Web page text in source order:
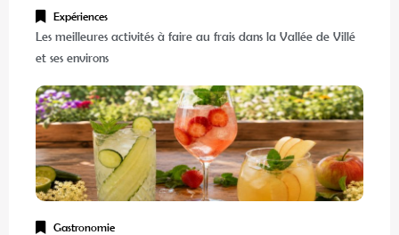
Expériences
Les meilleures activités à faire au frais dans la Vallée de Villé
et ses environs
Gastronomie